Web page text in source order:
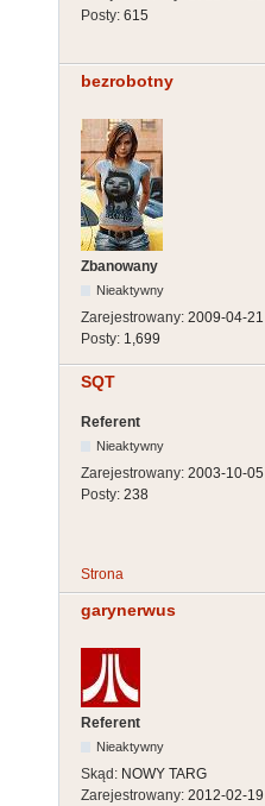
Posty: 615
bezrobotny
Zbanowany
Nieaktywny
Zarejestrowany: 2009-04-21
Posty: 1,699
SQT
Referent
Nieaktywny
Zarejestrowany: 2003-10-05
Posty: 238
Strona
garynerwus
Referent
Nieaktywny
Skąd: NOWY TARG
Zarejestrowany: 2012-02-19